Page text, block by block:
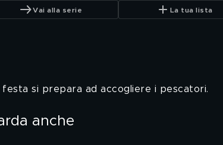
Vai alla serie La tua lista
festa si prepara ad accogliere i pescatori.
anche